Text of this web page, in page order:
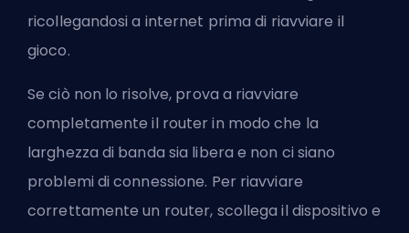
ricollegandosi a internet prima di riavviare il
gioco.
Se ciò non lo risolve, prova a riavviare
completamente il router in modo che la
larghezza di banda sia libera e non ci siano
problemi di connessione. Per riavviare
correttamente un router, scollega il dispositivo e